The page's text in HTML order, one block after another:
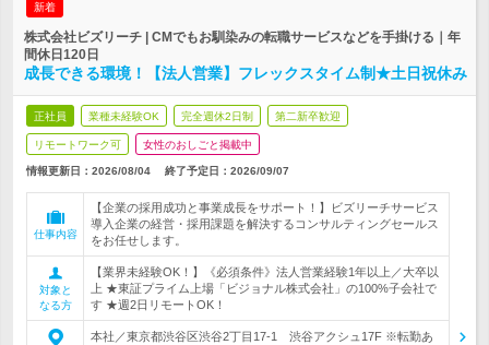
新着
株式会社ビズリーチ | CMでもお馴染みの転職サービスなどを手掛ける｜年
間休日120日
成長できる環境！【法人営業】フレックスタイム制★土日祝休み
正社員 業種未経験OK 完全週休2日制 第二新卒歓迎
リモートワーク可 女性のおしごと掲載中
情報更新日：2026/08/04 終了予定日： 2026/09/07
仕事内容
【企業の採用成功と事業成長をサポート！】ビズリーチサービス
導入企業の経営・採用課題を解決するコンサルティングセールス
をお任せします。
対象と
なる方
【業界未経験OK！】《必須条件》法人営業経験1年以上／大卒以
上 ★東証プライム上場「ビジョナル株式会社」の100%子会社で
す ★週2日リモートOK！
本社／東京都渋谷区渋谷2丁目17-1 渋谷アクシュ17F ※転勤あ